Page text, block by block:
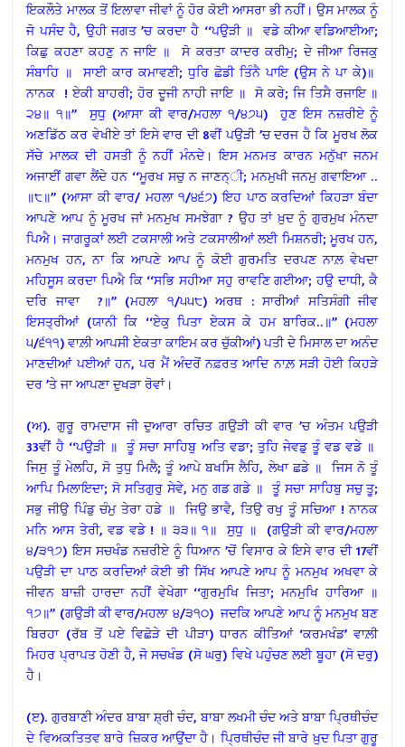
ਇਕਲੌਤੇ ਮਾਲਕ ਤੋਂ ਇਲਾਵਾ ਜੀਵਾਂ ਨੂੰ ਹੋਰ ਕੋਈ ਆਸਰਾ ਭੀ ਨਹੀਂ। ਉਸ ਮਾਲਕ ਨੂੰ
ਜੋ ਪਸੰਦ ਹੈ, ਉਹੀ ਜਗਤ ’ਚ ਕਰਦਾ ਹੈ ‘‘ਪਉੜੀ ॥ ਵਡੇ ਕੀਆ ਵਡਿਆਈਆ;
ਕਿਛੁ ਕਹਣਾ ਕਹਣੁ ਨ ਜਾਇ ॥ ਸੋ ਕਰਤਾ ਕਾਦਰ ਕਰੀਮੁ; ਦੇ ਜੀਆ ਰਿਜਕੁ
ਸੰਬਾਹਿ ॥ ਸਾਈ ਕਾਰ ਕਮਾਵਣੀ; ਧੁਰਿ ਛੋਡੀ ਤਿੰਨੈ ਪਾਇ (ਉਸ ਨੇ ਪਾ ਕੇ)॥
ਨਾਨਕ ! ਏਕੀ ਬਾਹਰੀ; ਹੋਰ ਦੂਜੀ ਨਾਹੀ ਜਾਇ ॥ ਸੋ ਕਰੇ; ਜਿ ਤਿਸੈ ਰਜਾਇ ॥
੨੪॥ ੧॥’’ ਸੁਧੁ (ਆਸਾ ਕੀ ਵਾਰ/ਮਹਲਾ ੧/੪੭੫) ਹੁਣ ਇਸ ਨਜ਼ਰੀਏ ਨੂੰ
ਅਣਡਿੱਠ ਕਰ ਵੇਖੀਏ ਤਾਂ ਇਸੇ ਵਾਰ ਦੀ 8ਵੀਂ ਪਉੜੀ ’ਚ ਦਰਜ ਹੈ ਕਿ ਮੂਰਖ ਲੋਕ
ਸੱਚੇ ਮਾਲਕ ਦੀ ਹਸਤੀ ਨੂੰ ਨਹੀਂ ਮੰਨਦੇ। ਇਸ ਮਨਮਤ ਕਾਰਨ ਮਨੁੱਖਾ ਜਨਮ
ਅਜਾਈਂ ਗਵਾ ਲੈਂਦੇ ਹਨ ‘‘ਮੂਰਖ ਸਚੁ ਨ ਜਾਣਨ੍ੀ; ਮਨਮੁਖੀ ਜਨਮੁ ਗਵਾਇਆ ..
॥੮॥’’ (ਆਸਾ ਕੀ ਵਾਰ/ ਮਹਲਾ ੧/੪੬੭) ਇਹ ਪਾਠ ਕਰਦਿਆਂ ਕਿਹੜਾ ਬੰਦਾ
ਆਪਣੇ ਆਪ ਨੂੰ ਮੂਰਖ ਜਾਂ ਮਨਮੁਖ ਸਮਝੇਗਾ ? ਉਹ ਤਾਂ ਖ਼ੁਦ ਨੂੰ ਗੁਰਮੁਖ ਮੰਨਦਾ
ਪਿਐ। ਜਾਗਰੂਕਾਂ ਲਈ ਟਕਸਾਲੀ ਅਤੇ ਟਕਸਾਲੀਆਂ ਲਈ ਮਿਸ਼ਨਰੀ; ਮੂਰਖ ਹਨ,
ਮਨਮੁਖ ਹਨ, ਨਾ ਕਿ ਆਪਣੇ ਆਪ ਨੂੰ ਕੋਈ ਗੁਰਮਤਿ ਦਰਪਣ ਨਾਲ਼ ਵੇਖਦਾ
ਮਹਿਸੂਸ ਕਰਦਾ ਪਿਐ ਕਿ ‘‘ਸਭਿ ਸਹੀਆ ਸਹੁ ਰਾਵਣਿ ਗਈਆ; ਹਉ ਦਾਧੀ, ਕੈ
ਦਰਿ ਜਾਵਾ ?॥’’ (ਮਹਲਾ ੧/੫੫੮) ਅਰਥ : ਸਾਰੀਆਂ ਸਤਿਸੰਗੀ ਜੀਵ
ਇਸਤ੍ਰੀਆਂ (ਯਾਨੀ ਕਿ ‘‘ਏਕੁ ਪਿਤਾ ਏਕਸ ਕੇ ਹਮ ਬਾਰਿਕ..॥’’ (ਮਹਲਾ
੫/੬੧੧) ਵਾਲ਼ੀ ਆਪਸੀ ਏਕਤਾ ਕਾਇਮ ਕਰ ਚੁੱਕੀਆਂ) ਪਤੀ ਦੇ ਮਿਸਾਲ ਦਾ ਅਨੰਦ
ਮਾਣਦੀਆਂ ਪਈਆਂ ਹਨ, ਪਰ ਮੈਂ ਅੰਦਰੋਂ ਨਫ਼ਰਤ ਆਦਿ ਨਾਲ਼ ਸੜੀ ਹੋਈ ਕਿਹੜੇ
ਦਰ ’ਤੇ ਜਾ ਆਪਣਾ ਦੁਖੜਾ ਰੋਵਾਂ।
(ਅ). ਗੁਰੂ ਰਾਮਦਾਸ ਜੀ ਦੁਆਰਾ ਰਚਿਤ ਗਉੜੀ ਕੀ ਵਾਰ ’ਚ ਅੰਤਮ ਪਉੜੀ
33ਵੀਂ ਹੈ ‘‘ਪਉੜੀ ॥ ਤੂੰ ਸਚਾ ਸਾਹਿਬੁ ਅਤਿ ਵਡਾ; ਤੁਹਿ ਜੇਵਡੁ ਤੂੰ ਵਡ ਵਡੇ ॥
ਜਿਸੁ ਤੂੰ ਮੇਲਹਿ, ਸੋ ਤੁਧੁ ਮਿਲੈ; ਤੂੰ ਆਪੇ ਬਖਸਿ ਲੈਹਿ, ਲੇਖਾ ਛਡੇ ॥ ਜਿਸ ਨੋ ਤੂੰ
ਆਪਿ ਮਿਲਾਇਦਾ; ਸੋ ਸਤਿਗੁਰੁ ਸੇਵੇ, ਮਨੁ ਗਡ ਗਡੇ ॥ ਤੂੰ ਸਚਾ ਸਾਹਿਬੁ ਸਚੁ ਤੂ;
ਸਭੁ ਜੀਉ ਪਿੰਡੁ ਚੰਮੁ ਤੇਰਾ ਹਡੇ ॥ ਜਿਉ ਭਾਵੈ, ਤਿਉ ਰਖੁ ਤੂੰ ਸਚਿਆ ! ਨਾਨਕ
ਮਨਿ ਆਸ ਤੇਰੀ, ਵਡ ਵਡੇ ! ॥ ੩੩॥ ੧॥ ਸੁਧੁ ॥ (ਗਉੜੀ ਕੀ ਵਾਰ/ਮਹਲਾ
੪/੩੧੭) ਇਸ ਸਚਖੰਡ ਨਜ਼ਰੀਏ ਨੂੰ ਧਿਆਨ ’ਚੋਂ ਵਿਸਾਰ ਕੇ ਇਸੇ ਵਾਰ ਦੀ 17ਵੀਂ
ਪਉੜੀ ਦਾ ਪਾਠ ਕਰਦਿਆਂ ਕੋਈ ਭੀ ਸਿੱਖ ਆਪਣੇ ਆਪ ਨੂੰ ਮਨਮੁਖ ਅਖਵਾ ਕੇ
ਜੀਵਨ ਬਾਜ਼ੀ ਹਾਰਦਾ ਨਹੀਂ ਵੇਖੇਗਾ ‘‘ਗੁਰਮੁਖਿ ਜਿਤਾ; ਮਨਮੁਖਿ ਹਾਰਿਆ ॥
੧੭॥’’ (ਗਉੜੀ ਕੀ ਵਾਰ/ਮਹਲਾ ੪/੩੧੦) ਜਦਕਿ ਆਪਣੇ ਆਪ ਨੂੰ ਮਨਮੁਖ ਬਣ
ਬਿਰਹਾ (ਰੱਬ ਤੋਂ ਪਏ ਵਿਛੋੜੇ ਦੀ ਪੀੜਾ) ਧਾਰਨ ਕੀਤਿਆਂ ‘ਕਰਮਖੰਡ’ ਵਾਲ਼ੀ
ਮਿਹਰ ਪ੍ਰਾਪਤ ਹੋਣੀ ਹੈ, ਜੋ ਸਚਖੰਡ (ਸੋ ਘਰੁ) ਵਿਖੇ ਪਹੁੰਚਣ ਲਈ ਬੂਹਾ (ਸੋ ਦਰੁ)
ਹੈ।
(ੲ). ਗੁਰਬਾਣੀ ਅੰਦਰ ਬਾਬਾ ਸ਼੍ਰੀ ਚੰਦ, ਬਾਬਾ ਲਖਮੀ ਚੰਦ ਅਤੇ ਬਾਬਾ ਪ੍ਰਿਥੀਚੰਦ
ਦੇ ਵਿਅਕਤਿਤਵ ਬਾਰੇ ਜ਼ਿਕਰ ਆਉਂਦਾ ਹੈ। ਪ੍ਰਿਥੀਚੰਦ ਜੀ ਬਾਰੇ ਖ਼ੁਦ ਪਿਤਾ ਗੁਰੂ